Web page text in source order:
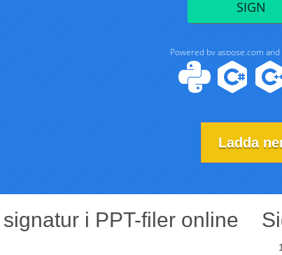
Ladda
i PPT-filer online